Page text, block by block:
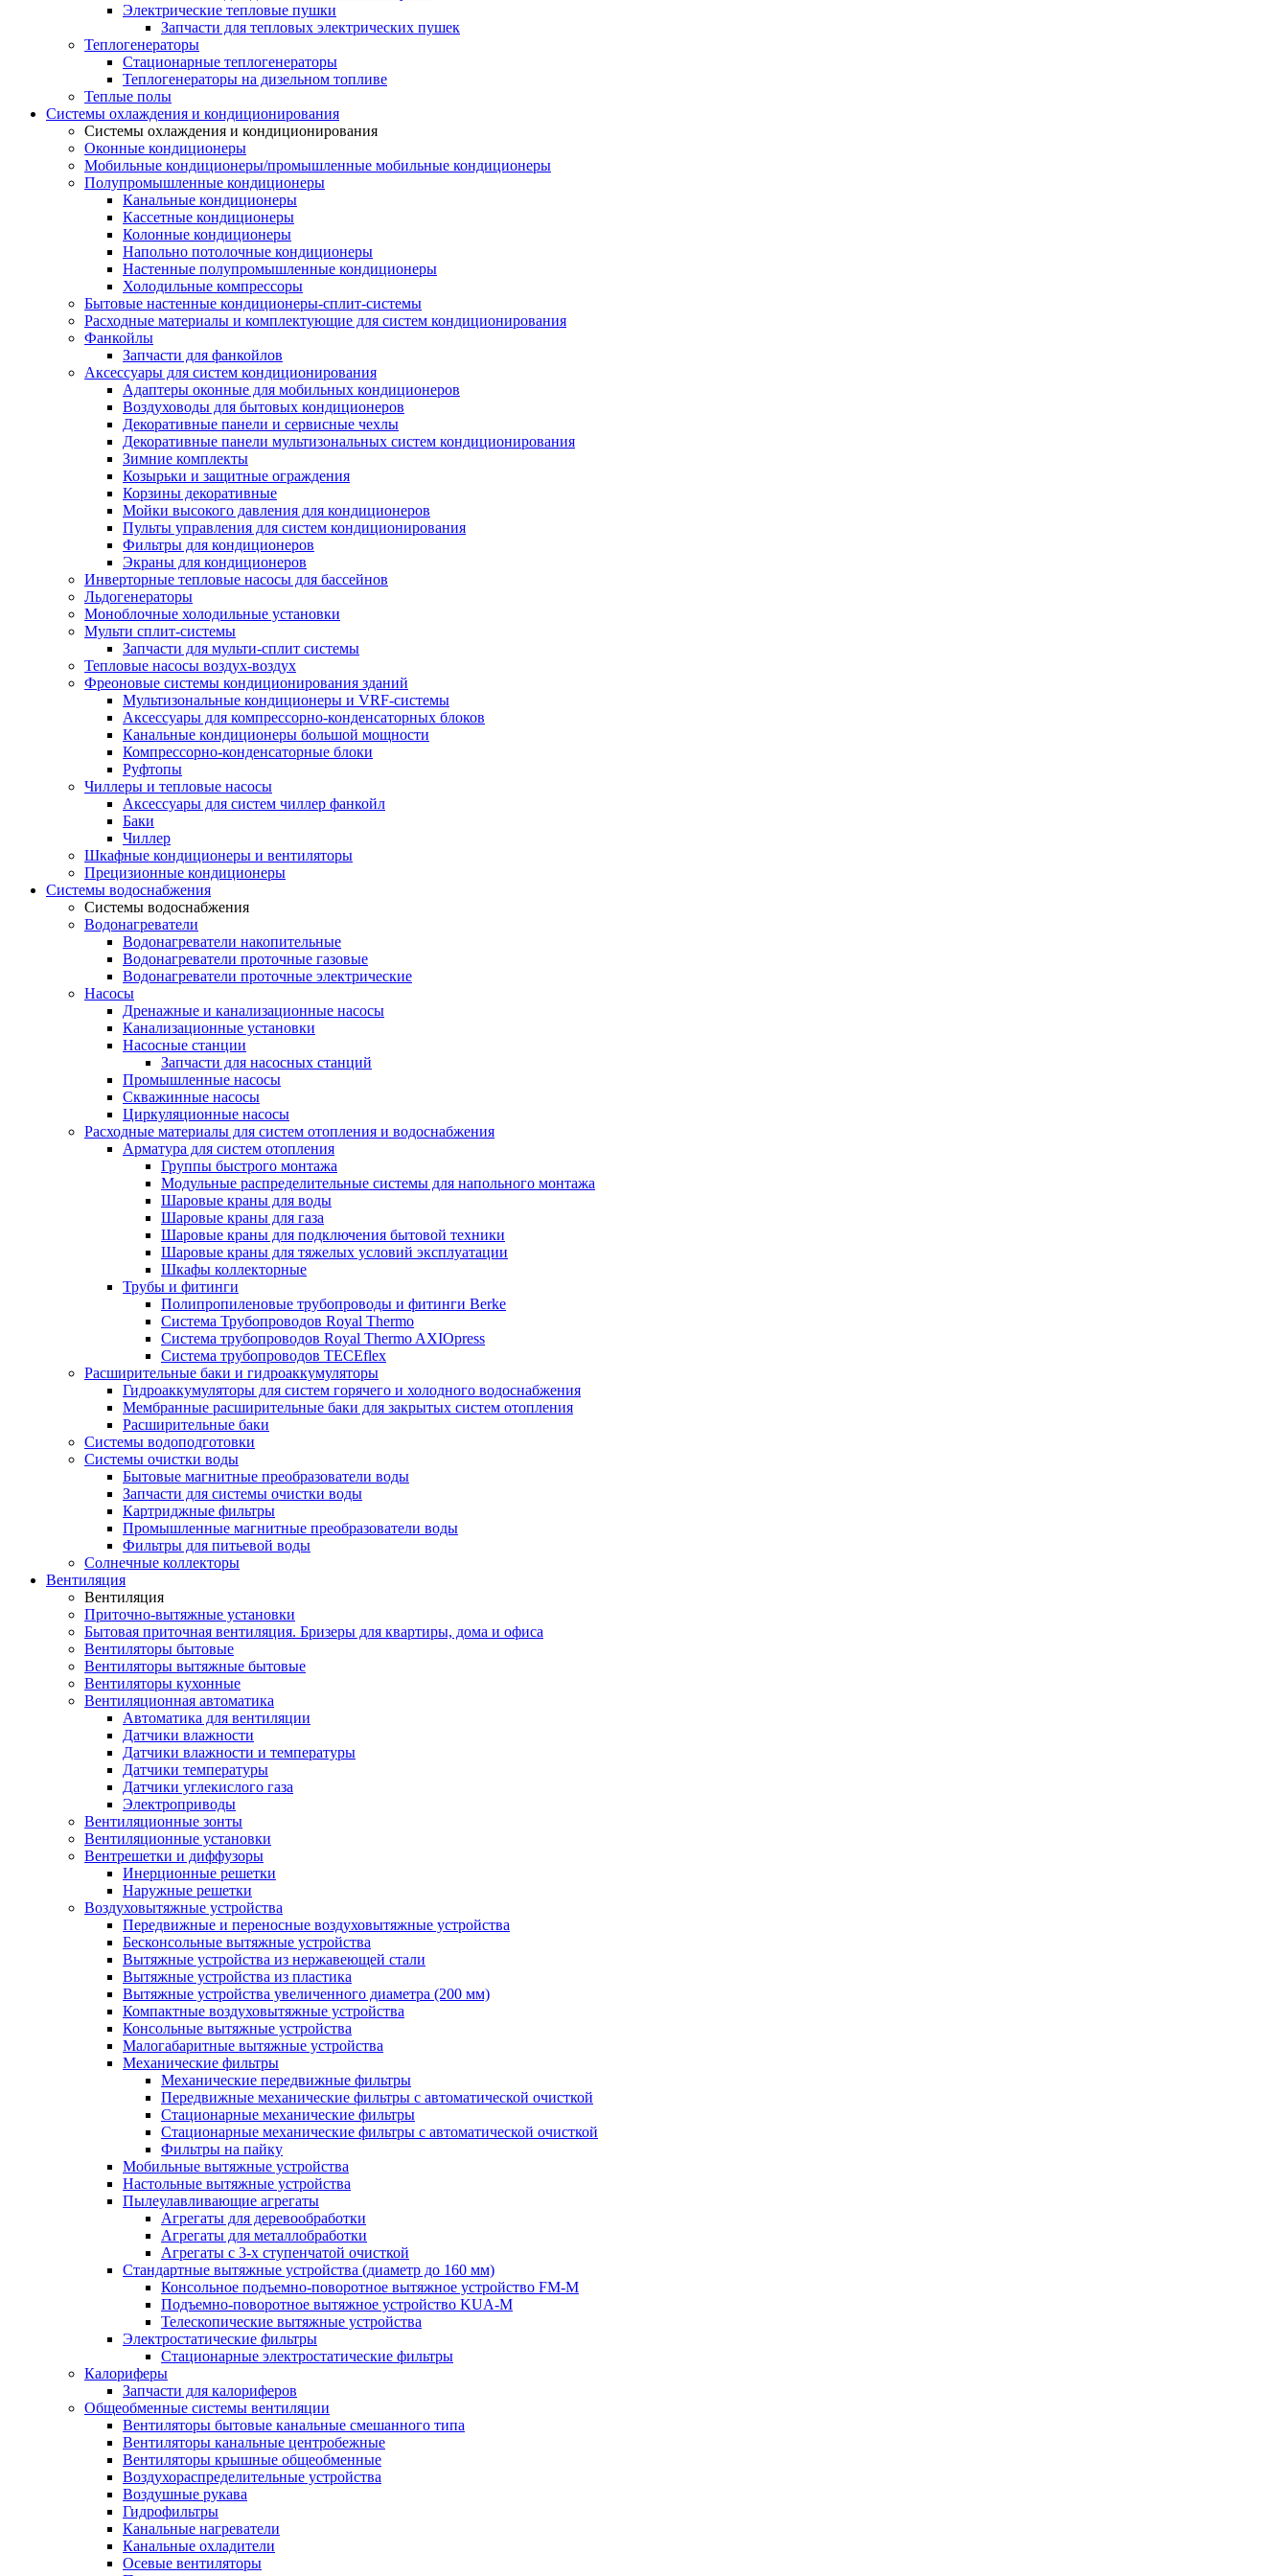
Электрические тепловые пушки
Запчасти для тепловых электрических пушек
Теплогенераторы
Cтационарные теплогенераторы
Теплогенераторы на дизельном топливе
Теплые полы
Системы охлаждения и кондиционирования
Системы охлаждения и кондиционирования
Оконные кондиционеры
Мобильные кондиционеры/промышленные мобильные кондиционеры
Полупромышленные кондиционеры
Канальные кондиционеры
Кассетные кондиционеры
Колонные кондиционеры
Напольно потолочные кондиционеры
Настенные полупромышленные кондиционеры
Холодильные компрессоры
Бытовые настенные кондиционеры-сплит-системы
Расходные материалы и комплектующие для систем кондиционирования
Фанкойлы
Запчасти для фанкойлов
Аксессуары для систем кондиционирования
Адаптеры оконные для мобильных кондиционеров
Воздуховоды для бытовых кондиционеров
Декоративные панели и сервисные чехлы
Декоративные панели мультизональных систем кондиционирования
Зимние комплекты
Козырьки и защитные ограждения
Корзины декоративные
Мойки высокого давления для кондиционеров
Пульты управления для систем кондиционирования
Фильтры для кондиционеров
Экраны для кондиционеров
Инверторные тепловые насосы для бассейнов
Льдогенераторы
Моноблочные холодильные установки
Мульти сплит-системы
Запчасти для мульти-сплит системы
Тепловые насосы воздух-воздух
Фреоновые системы кондиционирования зданий
Мультизональные кондиционеры и VRF-системы
Аксессуары для компрессорно-конденсаторных блоков
Канальные кондиционеры большой мощности
Компрессорно-конденсаторные блоки
Руфтопы
Чиллеры и тепловые насосы
Аксессуары для систем чиллер фанкойл
Баки
Чиллер
Шкафные кондиционеры и вентиляторы
Прецизионные кондиционеры
Системы водоснабжения
Системы водоснабжения
Водонагреватели
Водонагреватели накопительные
Водонагреватели проточные газовые
Водонагреватели проточные электрические
Насосы
Дренажные и канализационные насосы
Канализационные установки
Насосные станции
Запчасти для насосных станций
Промышленные насосы
Скважинные насосы
Циркуляционные насосы
Расходные материалы для систем отопления и водоснабжения
Арматура для систем отопления
Группы быстрого монтажа
Модульные распределительные системы для напольного монтажа
Шаровые краны для воды
Шаровые краны для газа
Шаровые краны для подключения бытовой техники
Шаровые краны для тяжелых условий эксплуатации
Шкафы коллекторные
Трубы и фитинги
Полипропиленовые трубопроводы и фитинги Berke
Система Трубопроводов Royal Thermo
Система трубопроводов Royal Thermo AXIOpress
Система трубопроводов TECEflex
Расширительные баки и гидроаккумуляторы
Гидроаккумуляторы для систем горячего и холодного водоснабжения
Мембранные расширительные баки для закрытых систем отопления
Расширительные баки
Системы водоподготовки
Системы очистки воды
Бытовые магнитные преобразователи воды
Запчасти для системы очистки воды
Картриджные фильтры
Промышленные магнитные преобразователи воды
Фильтры для питьевой воды
Солнечные коллекторы
Вентиляция
Вентиляция
Приточно-вытяжные установки
Бытовая приточная вентиляция. Бризеры для квартиры, дома и офиса
Вентиляторы бытовые
Вентиляторы вытяжные бытовые
Вентиляторы кухонные
Вентиляционная автоматика
Автоматика для вентиляции
Датчики влажности
Датчики влажности и температуры
Датчики температуры
Датчики углекислого газа
Электроприводы
Вентиляционные зонты
Вентиляционные установки
Вентрешетки и диффузоры
Инерционные решетки
Наружные решетки
Воздуховытяжные устройства
Передвижные и переносные воздуховытяжные устройства
Бесконсольные вытяжные устройства
Вытяжные устройства из нержавеющей стали
Вытяжные устройства из пластика
Вытяжные устройства увеличенного диаметра (200 мм)
Компактные воздуховытяжные устройства
Консольные вытяжные устройства
Малогабаритные вытяжные устройства
Механические фильтры
Механические передвижные фильтры
Передвижные механические фильтры с автоматической очисткой
Стационарные механические фильтры
Стационарные механические фильтры с автоматической очисткой
Фильтры на пайку
Мобильные вытяжные устройства
Настольные вытяжные устройства
Пылеулавливающие агрегаты
Агрегаты для деревообработки
Агрегаты для металлобработки
Агрегаты с 3-х ступенчатой очисткой
Стандартные вытяжные устройства (диаметр до 160 мм)
Консольное подъемно-поворотное вытяжное устройство FM-M
Подъемно-поворотное вытяжное устройство KUA-M
Телескопические вытяжные устройства
Электростатические фильтры
Стационарные электростатические фильтры
Калориферы
Запчасти для калориферов
Общеобменные системы вентиляции
Вентиляторы бытовые канальные смешанного типа
Вентиляторы канальные центробежные
Вентиляторы крышные общеобменные
Воздухораспределительные устройства
Воздушные рукава
Гидрофильтры
Канальные нагреватели
Канальные охладители
Осевые вентиляторы